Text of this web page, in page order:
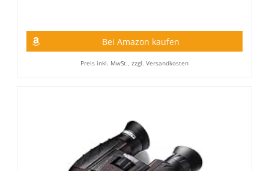
Bei Amazon kaufen
Preis inkl. MwSt., zzgl. Versandkosten